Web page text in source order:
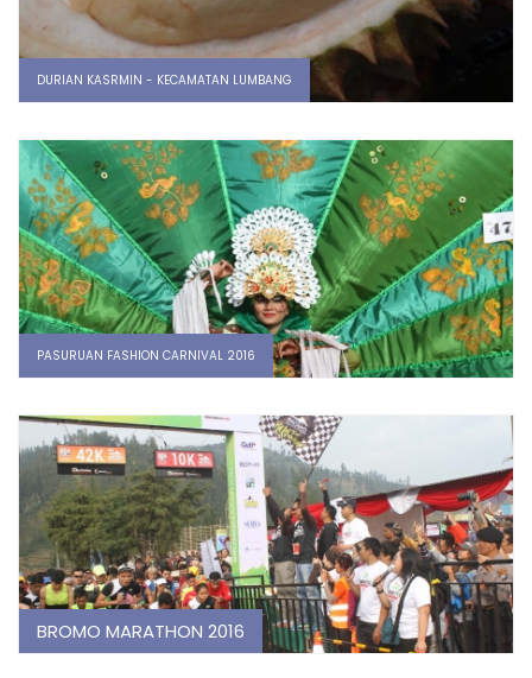
DURIAN KASRMIN - KECAMATAN LUMBANG
PASURUAN FASHION CARNIVAL 2016
BROMO MARATHON 2016